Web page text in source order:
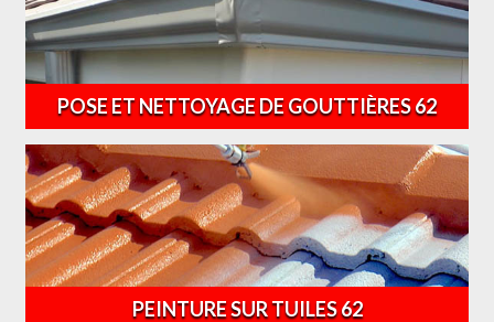
POSE ET NETTOYAGE DE GOUTTIÈRES 62
PEINTURE SUR TUILES 62